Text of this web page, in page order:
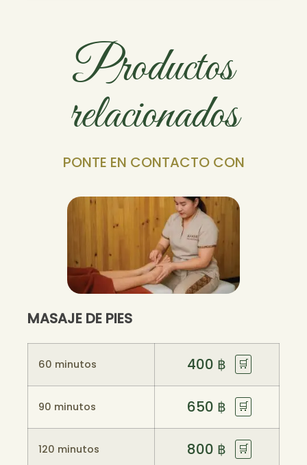
Productos
relacionados
PONTE EN CONTACTO CON
MASAJE DE PIES
60 minutos 400 ฿ 🛒
90 minutos 650 ฿ 🛒
120 minutos 800 ฿ 🛒